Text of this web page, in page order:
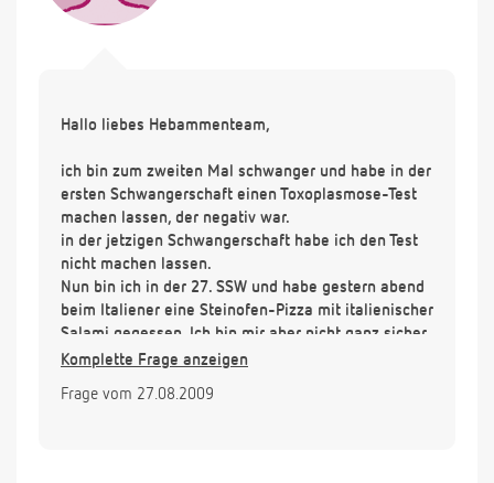
Hallo liebes Hebammenteam,
ich bin zum zweiten Mal schwanger und habe in der
ersten Schwangerschaft einen Toxoplasmose-Test
machen lassen, der negativ war.
in der jetzigen Schwangerschaft habe ich den Test
nicht machen lassen.
Nun bin ich in der 27. SSW und habe gestern abend
beim Italiener eine Steinofen-Pizza mit italienischer
Salami gegessen. Ich bin mir aber nicht ganz sicher,
ob die Salami vor dem Backen auf die Pizza gelegt
Jetzt mache ich mir Sorgen, dass ich Toxoplasmose
Komplette Frage anzeigen
Frage vom 27.08.2009